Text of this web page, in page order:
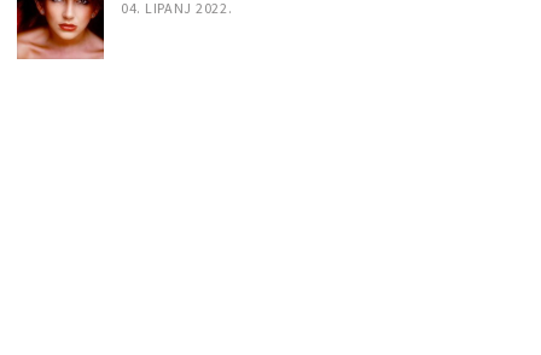
04. LIPANJ 2022.